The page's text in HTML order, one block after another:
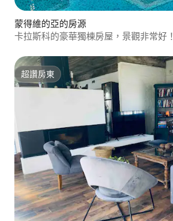
蒙得維的亞的房源
卡拉斯科的豪華獨棟房屋，景觀非常好！
超讚房東
超讚房東